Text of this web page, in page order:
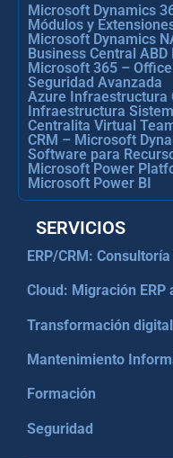
Microsoft Dynamics
Módulos y
Microsoft Dynamics
Business Central
Microsoft 365 –
Seguridad Avanzada
Azure Infraestructura
Infraestructura
Centralita Virtual
CRM – Microsoft
Software para
Microsoft Power
Microsoft Power BI
SERVICIOS
ERP/CRM:
Cloud: Migración ERP
Transformación digital
Mantenimiento
Formación
Seguridad